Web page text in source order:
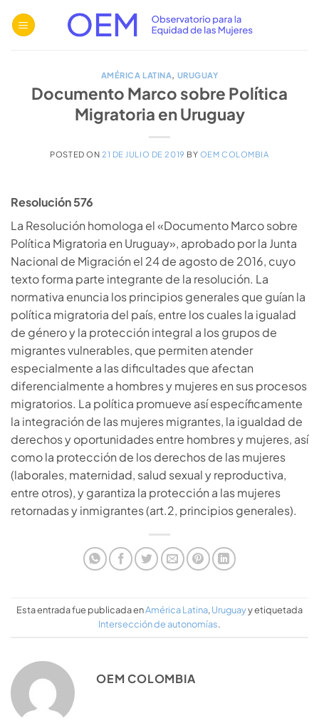
AMÉRICA LATINA, URUGUAY
Documento Marco sobre Política
Migratoria en Uruguay
POSTED ON 21 DE JULIO DE 2019 BY OEM COLOMBIA
Resolución 576
La Resolución homologa el «Documento Marco sobre
Política Migratoria en Uruguay», aprobado por la Junta
Nacional de Migración el 24 de agosto de 2016, cuyo
texto forma parte integrante de la resolución. La
normativa enuncia los principios generales que guían la
política migratoria del país, entre los cuales la igualad
de género y la protección integral a los grupos de
migrantes vulnerables, que permiten atender
especialmente a las dificultades que afectan
diferencialmente a hombres y mujeres en sus procesos
migratorios. La política promueve así específicamente
la integración de las mujeres migrantes, la igualdad de
derechos y oportunidades entre hombres y mujeres, así
como la protección de los derechos de las mujeres
(laborales, maternidad, salud sexual y reproductiva,
entre otros), y garantiza la protección a las mujeres
retornadas y inmigrantes (art.2, principios generales).
Esta entrada fue publicada enAmérica Latina, Uruguayy etiquetada
Intersección de autonomías.
OEM COLOMBIA